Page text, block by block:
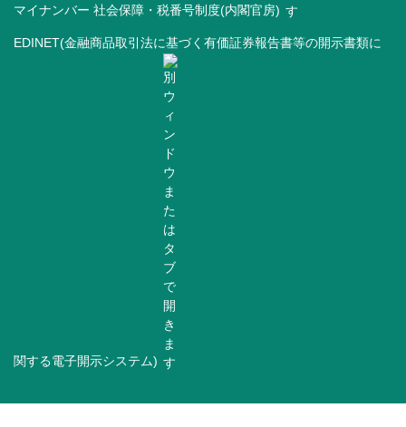
マイナンバー 社会保障・税番号制度(内閣官房)
EDINET(金融商品取引法に基づく有価証券報告書等の開示書類に
関する電子開示システム)